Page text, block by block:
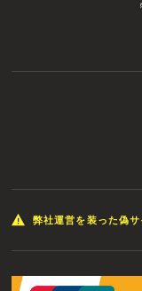
弊社運営を装った偽サ